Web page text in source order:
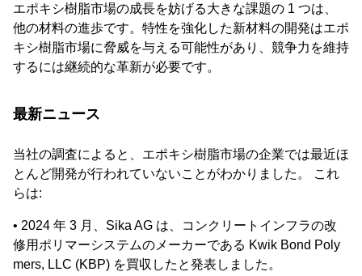
エポキシ樹脂市場の成長を妨げる大きな課題の 1 つは、
他の材料の進歩です。特性を強化した新材料の開発はエポ
キシ樹脂市場に脅威を与える可能性があり、競争力を維持
するには継続的な革新が必要です。
最新ニュース
当社の調査によると、エポキシ樹脂市場の企業では最近ほ
とんど開発が行われていないことがわかりました。 これ
らは:
• 2024 年 3 月、Sika AG は、コンクリートインフラの改
修用ポリマーシステムのメーカーである Kwik Bond Poly
mers, LLC (KBP) を買収したと発表しました。